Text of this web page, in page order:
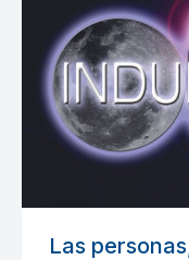
Las